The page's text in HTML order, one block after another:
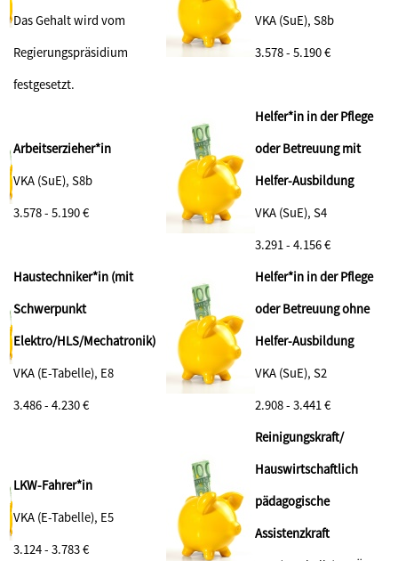
Das Gehalt wird vom
Regierungspräsidium
festgesetzt.
VKA (SuE), S8b
3.578 - 5.190 €
Arbeitserzieher*in
VKA (SuE), S8b
3.578 - 5.190 €
Helfer*in in der Pflege
oder Betreuung mit
Helfer-Ausbildung
VKA (SuE), S4
3.291 - 4.156 €
Haustechniker*in (mit
Schwerpunkt
Elektro/HLS/Mechatronik)
VKA (E-Tabelle), E8
3.486 - 4.230 €
Helfer*in in der Pflege
oder Betreuung ohne
Helfer-Ausbildung
VKA (SuE), S2
2.908 - 3.441 €
LKW-Fahrer*in
VKA (E-Tabelle), E5
3.124 - 3.783 €
Reinigungskraft/
Hauswirtschaftlich
pädagogische
Assistenzkraft